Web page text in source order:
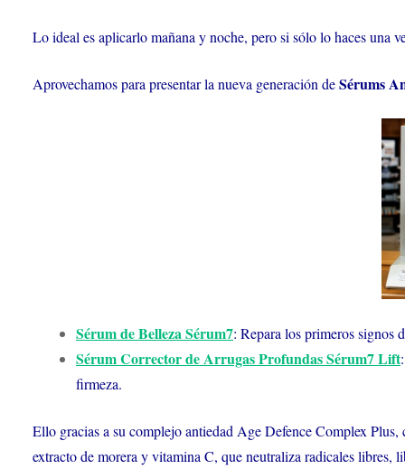
Lo ideal es aplicarlo mañana y noche, pero si sólo lo haces una
Aprovechamos para presentar la nueva generación deSérums
Sérum de Belleza Sérum7: Repara los primeros signos
Sérum Corrector de Arrugas Profundas Sérum7 Lift
firmeza.
Ello gracias a su complejo antiedad Age Defence Complex
extracto de morera y vitamina C, que neutraliza radicales